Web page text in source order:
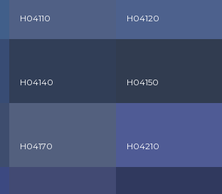
H04110 H04120
H04140 H04150
H04170 H04210